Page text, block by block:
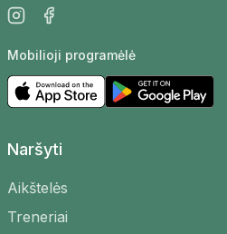
Kaip tai veikia?
Žaidimus organizuoja patys
treneriai. Galite sukurti
laiką bei lygį, kad
arba prisijungti prie jau
Kodėl verta dalyvauti?
Pasižaidimų
Mobilioji programėlė
Naršyti
Aikštelės
Treneriai